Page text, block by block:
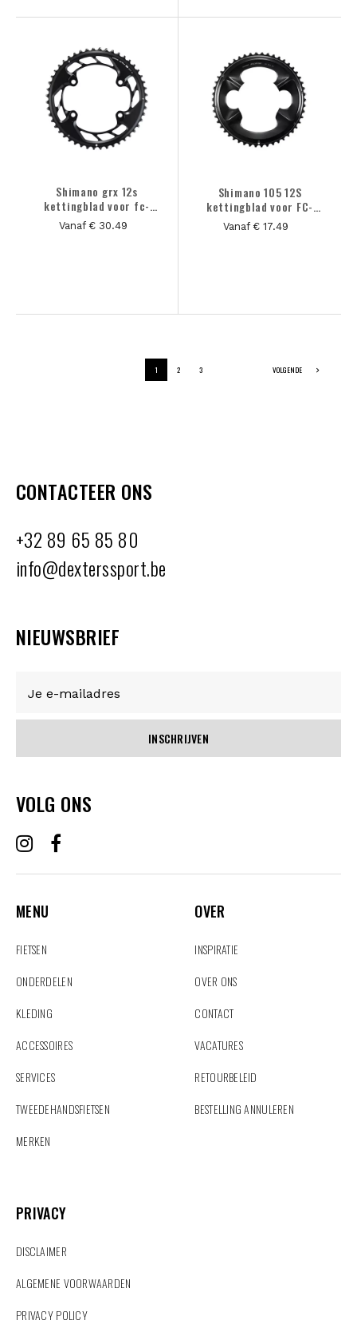
Shimano grx 12s
kettingblad voor fc-
rx820 2x12sp
Vanaf € 30.49
Shimano 105 12S
kettingblad voor FC-
R7100
Vanaf € 17.49
1 2 3 VOLGENDE
CONTACTEER ONS
+32 89 65 85 80
info@dexterssport.be
NIEUWSBRIEF
INSCHRIJVEN
VOLG ONS
MENU
FIETSEN
ONDERDELEN
KLEDING
ACCESSOIRES
SERVICES
TWEEDEHANDSFIETSEN
MERKEN
OVER
INSPIRATIE
OVER ONS
CONTACT
VACATURES
RETOURBELEID
BESTELLING ANNULEREN
PRIVACY
DISCLAIMER
ALGEMENE VOORWAARDEN
PRIVACY POLICY